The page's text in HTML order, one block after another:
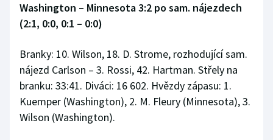
Washington – Minnesota 3:2 po sam. nájezdech
(2:1, 0:0, 0:1 – 0:0)
Branky: 10. Wilson, 18. D. Strome, rozhodující sam.
nájezd Carlson – 3. Rossi, 42. Hartman. Střely na
branku: 33:41. Diváci: 16 602. Hvězdy zápasu: 1.
Kuemper (Washington), 2. M. Fleury (Minnesota), 3.
Wilson (Washington).